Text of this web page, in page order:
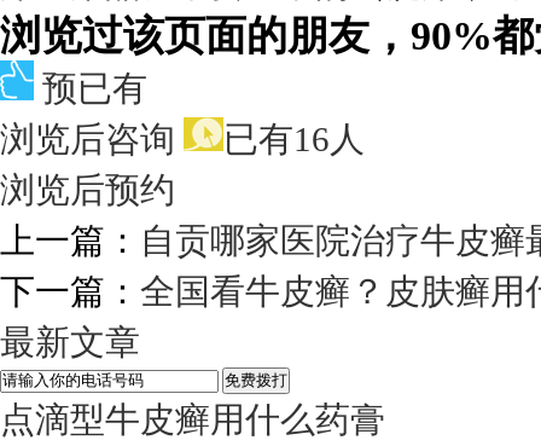
浏览过该页面的朋友，90%
预已有
浏览后咨询
已有16人
浏览后预约
上一篇： 自贡哪家医院治疗牛皮癣
下一篇： 全国看牛皮癣？皮肤癣用
最新文章
点滴型牛皮癣用什么药膏